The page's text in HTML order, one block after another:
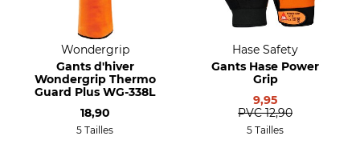
Wondergrip
Gants d'hiver
Wondergrip Thermo
Guard Plus WG-338L
18,90
5 Tailles
Hase Safety
Gants Hase Power
Grip
9,95
PVC 12,90
5 Tailles